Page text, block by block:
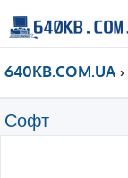
640KB.COM.UA
Софт